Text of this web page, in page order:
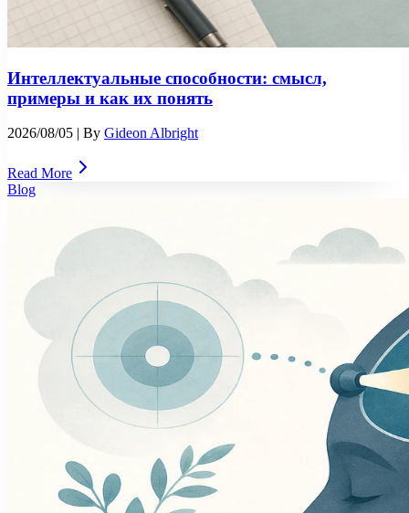
Интеллектуальные способности: смысл,
примеры и как их понять
2026/08/05 | By Gideon Albright
Read More
Blog